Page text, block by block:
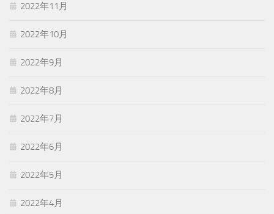
2022年11月
2022年10月
2022年9月
2022年8月
2022年7月
2022年6月
2022年5月
2022年4月